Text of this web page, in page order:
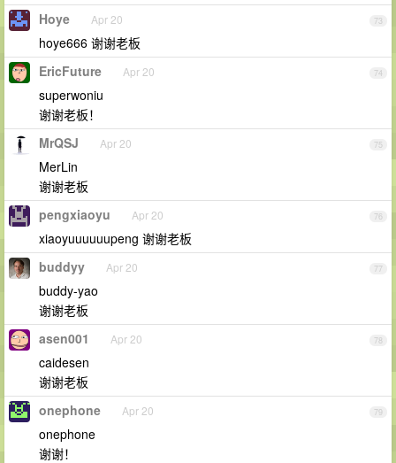
73
Hoye Apr 20
hoye666 谢谢老板
74
EricFuture Apr 20
superwoniu
谢谢老板！
75
MrQSJ Apr 20
MerLin
谢谢老板
76
pengxiaoyu Apr 20
xiaoyuuuuuupeng 谢谢老板
77
buddyy Apr 20
buddy-yao
谢谢老板
78
asen001 Apr 20
caidesen
谢谢老板
79
onephone Apr 20
onephone
谢谢！